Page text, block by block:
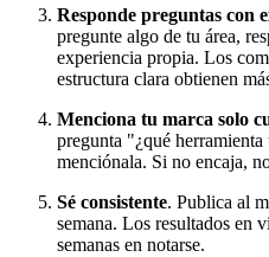
Responde preguntas con
pregunte algo de tu área,
experiencia propia. Los
estructura clara obtienen
Menciona tu marca solo
pregunta "¿qué
menciónala. Si no encaja,
Sé consistente. Publica al
semana. Los resultados en
semanas en notarse.